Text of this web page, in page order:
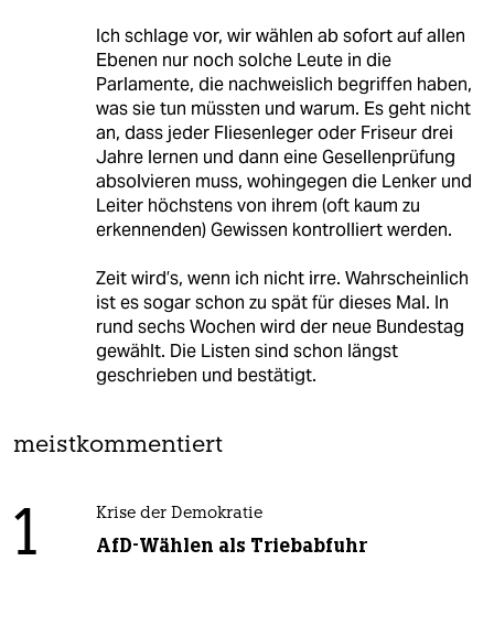
Ich schlage vor, wir wählen ab sofort auf allen
Ebenen nur noch solche Leute in die
Parlamente, die nachweislich begriffen haben,
was sie tun müssten und warum. Es geht nicht
an, dass jeder Fliesenleger oder Friseur drei
Jahre lernen und dann eine Gesellenprüfung
absolvieren muss, wohingegen die Lenker und
Leiter höchstens von ihrem (oft kaum zu
erkennenden) Gewissen kontrolliert werden.
Zeit wird’s, wenn ich nicht irre. Wahrscheinlich
ist es sogar schon zu spät für dieses Mal. In
rund sechs Wochen wird der neue Bundestag
gewählt. Die Listen sind schon längst
geschrieben und bestätigt.
meistkommentiert
1 Krise der Demokratie
AfD-Wählen als Triebabfuhr